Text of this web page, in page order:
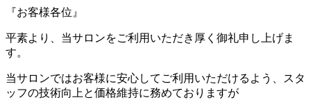
『お客様各位』
平素より、当サロンをご利用いただき厚く御礼申し上げま
す。
当サロンではお客様に安心してご利用いただけるよう、スタ
ッフの技術向上と価格維持に務めておりますが